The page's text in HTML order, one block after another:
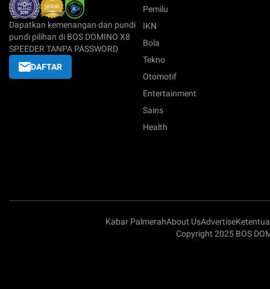
Dapatkan kemenangan dan pundi
pundi pilihan di BOS DOMINO X8
SPEEDER TANPA PASSWORD
DAFTAR
Pemilu
IKN
Bola
Tekno
Otomotif
Entertainment
Sains
Health
Kabar PalmerahAbout UsAdvertise
Copyright 2025 BOS